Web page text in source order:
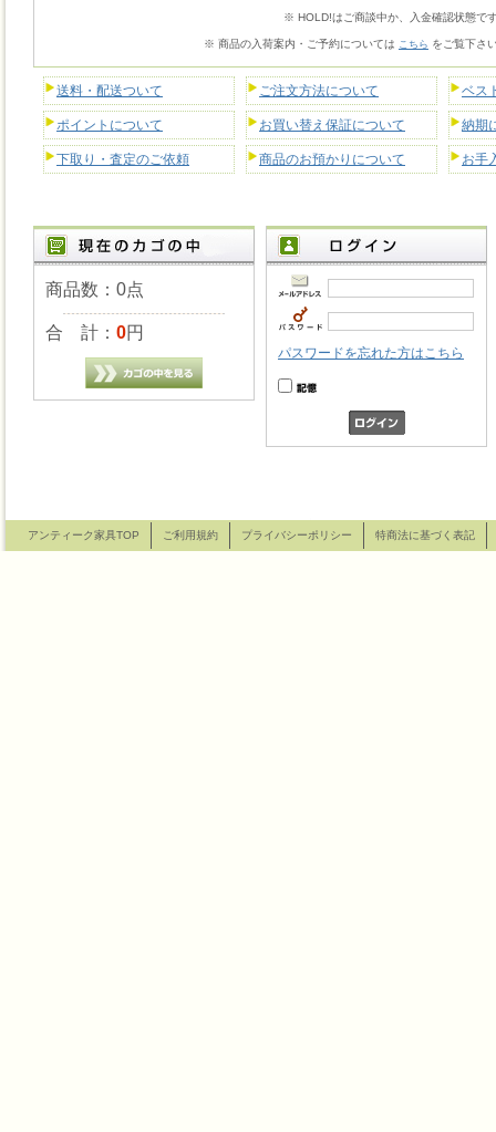
※ HOLD!はご商談中か、入金確認状態で
※ 商品の入荷案内・ご予約については こちら をご覧下さ
送料・配送ついて ご注文方法について ベス
ポイントについて お買い替え保証について 納期
下取り・査定のご依頼 商品のお預かりについて お手
商品数：0点
合 計： 0円
パスワードを忘れた方はこちら
アンティーク家具TOP ご利用規約 プライバシーポリシー 特商法に基づく表記